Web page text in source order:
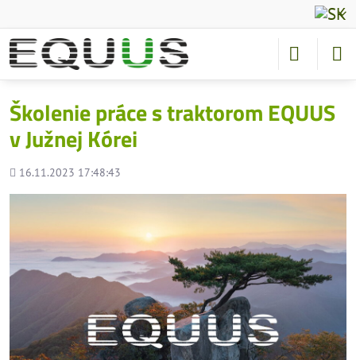
Školenie práce s traktorom EQUUS
v Južnej Kórei
Pridané
16.11.2023 17:48:43